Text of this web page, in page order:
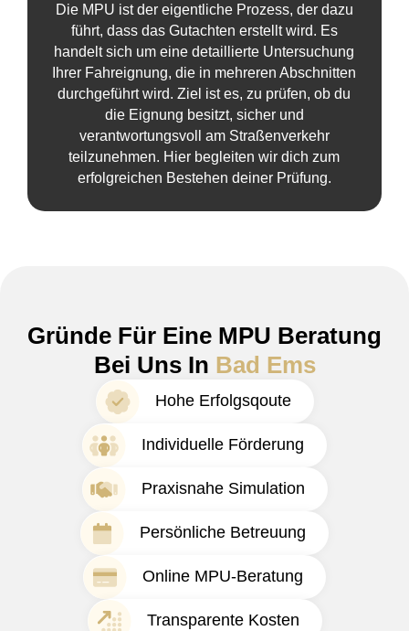
Die MPU ist der eigentliche Prozess, der dazu
führt, dass das Gutachten erstellt wird. Es
handelt sich um eine detaillierte Untersuchung
Ihrer Fahreignung, die in mehreren Abschnitten
durchgeführt wird. Ziel ist es, zu prüfen, ob du
die Eignung besitzt, sicher und
verantwortungsvoll am Straßenverkehr
teilzunehmen. Hier begleiten wir dich zum
erfolgreichen Bestehen deiner Prüfung.
Gründe Für Eine MPU Beratung
Bei Uns In Bad Ems
Hohe Erfolgsqoute
Individuelle Förderung
Praxisnahe Simulation
Persönliche Betreuung
Online MPU-Beratung
Transparente Kosten